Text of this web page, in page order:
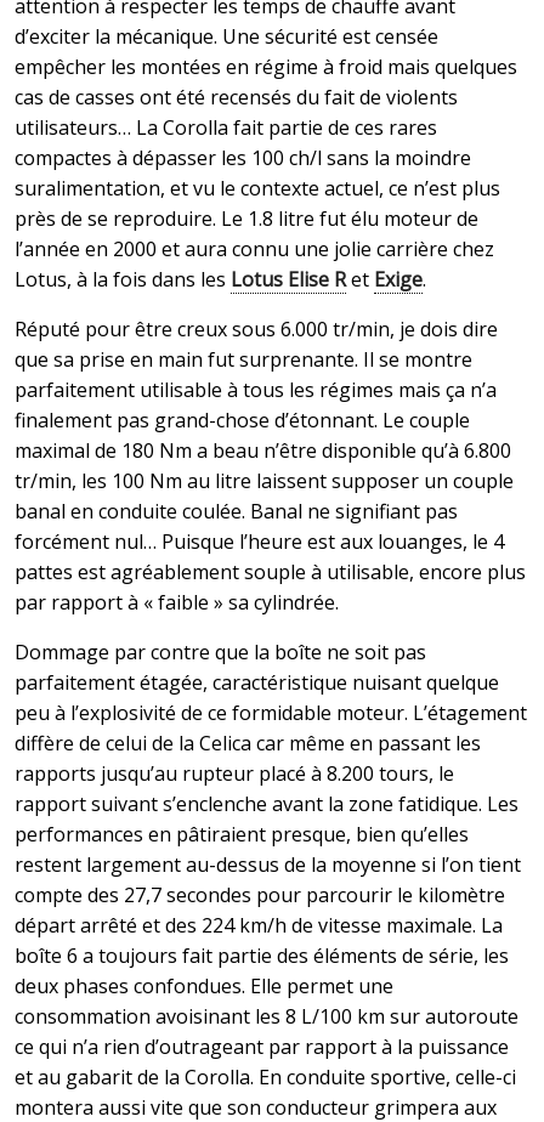
attention à respecter les temps de chauffe avant
d’exciter la mécanique. Une sécurité est censée
empêcher les montées en régime à froid mais quelques
cas de casses ont été recensés du fait de violents
utilisateurs… La Corolla fait partie de ces rares
compactes à dépasser les 100 ch/l sans la moindre
suralimentation, et vu le contexte actuel, ce n’est plus
près de se reproduire. Le 1.8 litre fut élu moteur de
l’année en 2000 et aura connu une jolie carrière chez
Lotus, à la fois dans les Lotus Elise Ret Exige.
Réputé pour être creux sous 6.000 tr/min, je dois dire
que sa prise en main fut surprenante. Il se montre
parfaitement utilisable à tous les régimes mais ça n’a
finalement pas grand-chose d’étonnant. Le couple
maximal de 180 Nm a beau n’être disponible qu’à 6.800
tr/min, les 100 Nm au litre laissent supposer un couple
banal en conduite coulée. Banal ne signifiant pas
forcément nul… Puisque l’heure est aux louanges, le 4
pattes est agréablement souple à utilisable, encore plus
par rapport à « faible » sa cylindrée.
Dommage par contre que la boîte ne soit pas
parfaitement étagée, caractéristique nuisant quelque
peu à l’explosivité de ce formidable moteur. L’étagement
diffère de celui de la Celica car même en passant les
rapports jusqu’au rupteur placé à 8.200 tours, le
rapport suivant s’enclenche avant la zone fatidique. Les
performances en pâtiraient presque, bien qu’elles
restent largement au-dessus de la moyenne si l’on tient
compte des 27,7 secondes pour parcourir le kilomètre
départ arrêté et des 224 km/h de vitesse maximale. La
boîte 6 a toujours fait partie des éléments de série, les
deux phases confondues. Elle permet une
consommation avoisinant les 8 L/100 km sur autoroute
ce qui n’a rien d’outrageant par rapport à la puissance
et au gabarit de la Corolla. En conduite sportive, celle-ci
montera aussi vite que son conducteur grimpera aux